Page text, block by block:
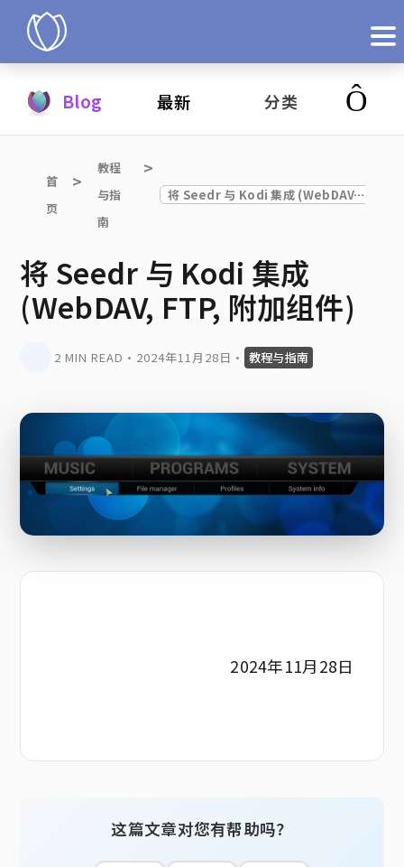
立即试用
Blog 最新 分类
首
页
教程
与指
南
将 Seedr 与 Kodi 集成 (WebDAV, FTP, 附加组件)
将 Seedr 与 Kodi 集成
(WebDAV, FTP, 附加组件)
2 MIN READ • 2024年11月28日 • 教程与指南
2024年11月28日
这篇文章对您有帮助吗？